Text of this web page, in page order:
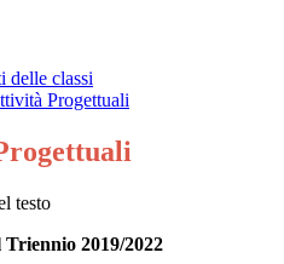
delle classi
Progettuali
2019/2022